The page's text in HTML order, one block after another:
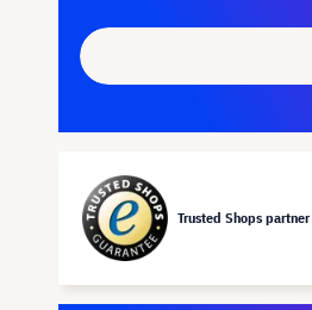
Trusted Shops partner